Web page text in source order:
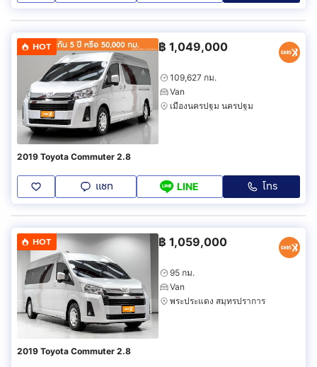
HOT ฿ 1,049,000
109,627 กม.
Van
เมืองนครปฐม นครปฐม
2019 Toyota Commuter 2.8
แชท LINE โทร
HOT ฿ 1,059,000
95 กม.
Van
พระประแดง สมุทรปราการ
2019 Toyota Commuter 2.8